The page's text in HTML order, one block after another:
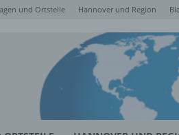
und Ortsteile Hannover und Region